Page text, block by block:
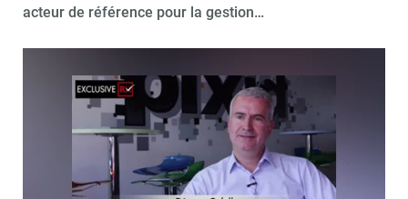
acteur de référence pour la gestion…